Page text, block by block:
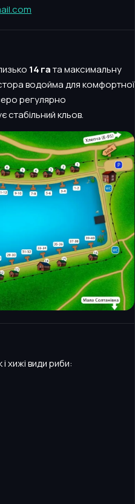
14 гата максимальну
водойма для комфортної
регулярно
стабільний кльов.
хижі види риби: